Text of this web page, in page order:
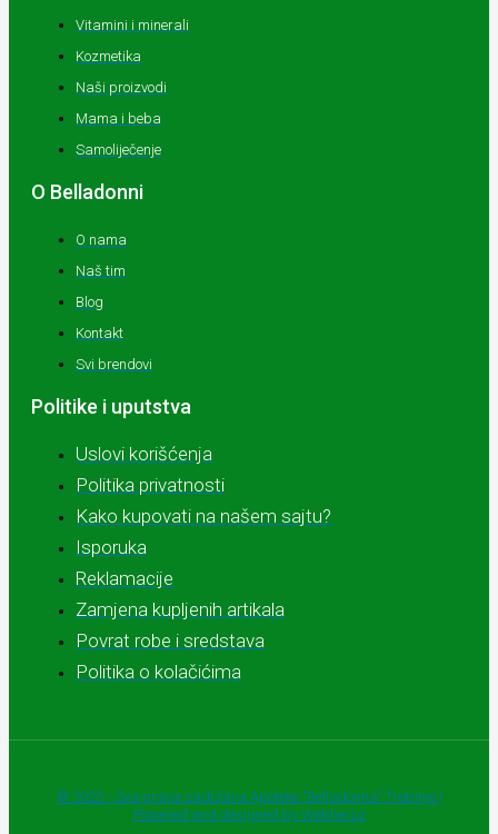
Vitamini i minerali
Kozmetika
Naši proizvodi
Mama i beba
Samoliječenje
O Belladonni
O nama
Naš tim
Blog
Kontakt
Svi brendovi
Politike i uputstva
Uslovi korišćenja
Politika privatnosti
Kako kupovati na našem sajtu?
Isporuka
Reklamacije
Zamjena kupljenih artikala
Povrat robe i sredstava
Politika o kolačićima
© 2025 - Sva prava zadržava Apoteke "Belladonna" Trebinje |
Powered and designed by Webherzz